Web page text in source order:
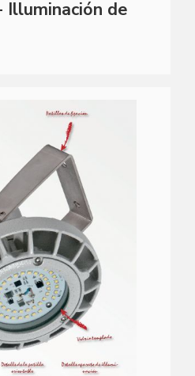
Illuminación de